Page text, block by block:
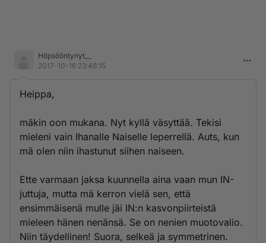
Höpsööntynyt__
2017-10-16 23:46:15
Heippa,
mäkin oon mukana. Nyt kyllä väsyttää. Tekisi
mieleni vain Ihanalle Naiselle leperrellä. Auts, kun
mä olen niin ihastunut siihen naiseen.
Ette varmaan jaksa kuunnella aina vaan mun IN-
juttuja, mutta mä kerron vielä sen, että
ensimmäisenä mulle jäi IN:n kasvonpiirteistä
mieleen hänen nenänsä. Se on nenien muotovalio.
Niin täydellinen! Suora, selkeä ja symmetrinen.